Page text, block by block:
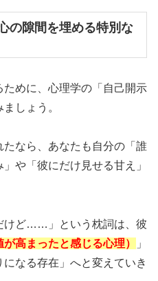
の隙間を埋める特別な
めに、心理学の「 自己開示
しょう。
なら、あなたも自分の「誰
や「彼にだけ見せる甘え」
けど……」という枕詞は、彼
高まったと感じる心理）
」
なる存在」へと変えていき